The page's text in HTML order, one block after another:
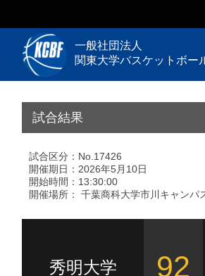
一般社団法人
関東大学バスケットボー
試合結果
試合区分：No.17426
開催期日：2026年5月10日
開始時間：13:30:00
開催場所： 千葉商科大学市川キャンパ
秀明大学 92